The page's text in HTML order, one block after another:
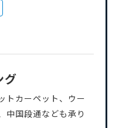
グ
トカーペット、ウー
中国段通なども承り